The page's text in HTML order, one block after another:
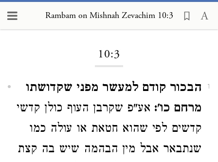
Rambam on Mishnah Zevachim 10:3
10:3
1
הבכור קודם למעשר מפני שקדושתו
מרחם כו': אע"פ שקרבן העוף כולן קדשי
קדשים לפי שהוא חטאת או עולה כמו
שנתבאר אבל מין הבהמה שיש בה קצת